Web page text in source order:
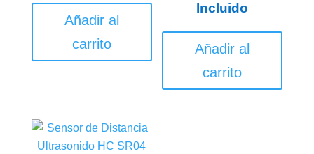
Añadir al
carrito
Incluido
Añadir al
carrito